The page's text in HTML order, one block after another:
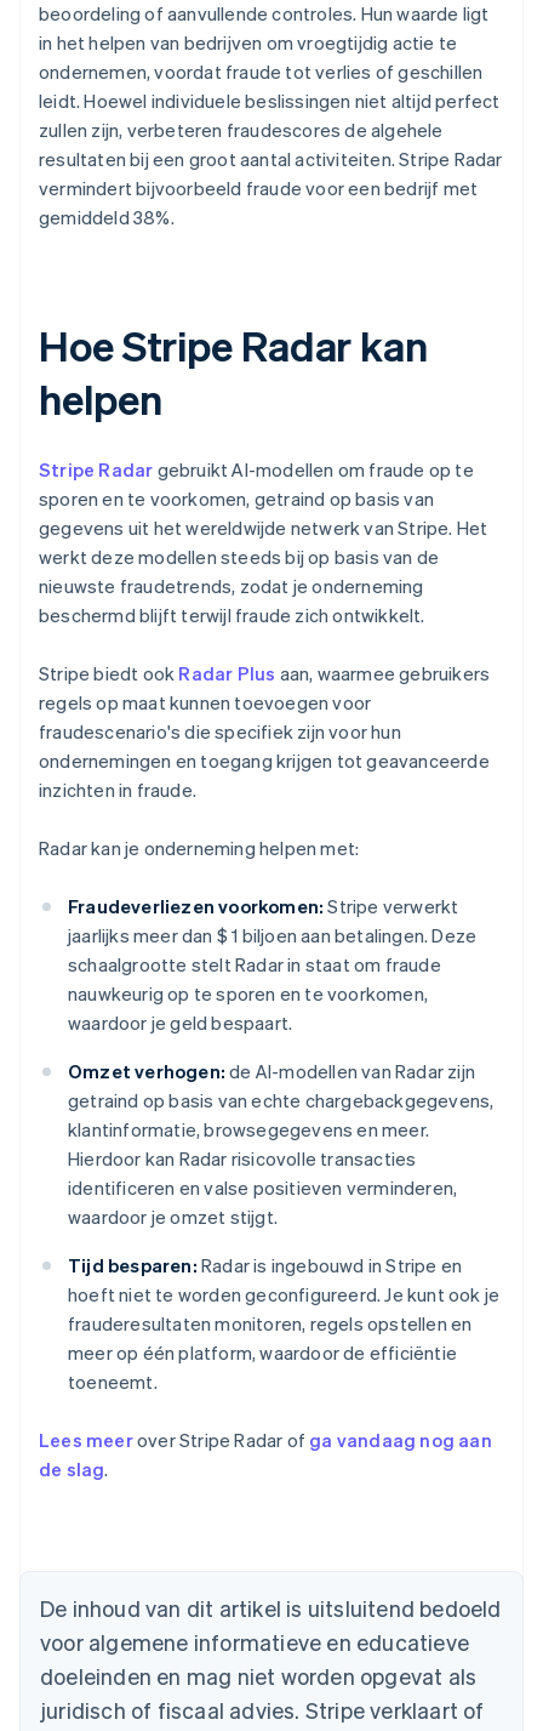
beoordeling of aanvullende controles. Hun waarde ligt
in het helpen van bedrijven om vroegtijdig actie te
ondernemen, voordat fraude tot verlies of geschillen
leidt. Hoewel individuele beslissingen niet altijd perfect
zullen zijn, verbeteren fraudescores de algehele
resultaten bij een groot aantal activiteiten. Stripe Radar
vermindert bijvoorbeeld fraude voor een bedrijf met
gemiddeld 38%.
Hoe Stripe Radar kan
helpen
Stripe Radar gebruikt AI-modellen om fraude op te
sporen en te voorkomen, getraind op basis van
gegevens uit het wereldwijde netwerk van Stripe. Het
werkt deze modellen steeds bij op basis van de
nieuwste fraudetrends, zodat je onderneming
beschermd blijft terwijl fraude zich ontwikkelt.
Stripe biedt ook Radar Plus aan, waarmee gebruikers
regels op maat kunnen toevoegen voor
fraudescenario's die specifiek zijn voor hun
ondernemingen en toegang krijgen tot geavanceerde
inzichten in fraude.
Radar kan je onderneming helpen met:
Fraudeverliezen voorkomen: Stripe verwerkt
jaarlijks meer dan $ 1 biljoen aan betalingen. Deze
schaalgrootte stelt Radar in staat om fraude
nauwkeurig op te sporen en te voorkomen,
waardoor je geld bespaart.
Omzet verhogen: de AI-modellen van Radar zijn
getraind op basis van echte chargebackgegevens,
klantinformatie, browsegegevens en meer.
Hierdoor kan Radar risicovolle transacties
identificeren en valse positieven verminderen,
waardoor je omzet stijgt.
Tijd besparen: Radar is ingebouwd in Stripe en
hoeft niet te worden geconfigureerd. Je kunt ook je
frauderesultaten monitoren, regels opstellen en
meer op één platform, waardoor de efficiëntie
toeneemt.
Lees meerover Stripe Radar of ga vandaag nog aan
de slag.
De inhoud van dit artikel is uitsluitend bedoeld
voor algemene informatieve en educatieve
doeleinden en mag niet worden opgevat als
juridisch of fiscaal advies. Stripe verklaart of
Australië
Português English
Bulgarije
English
Canada
EnglishFrançais